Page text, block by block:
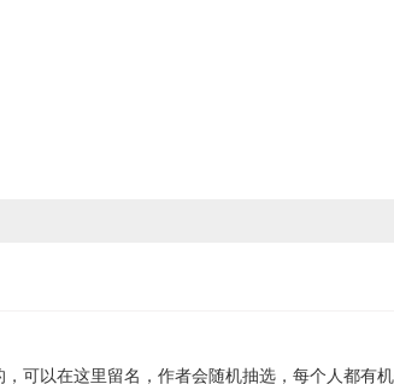
可以在这里留名，作者会随机抽选，每个人都有